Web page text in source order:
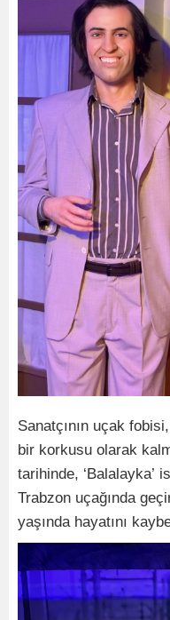
Sanatçının uçak
bir korkusu olarak
tarihinde, ‘Balalayka’
Trabzon uçağında
yaşında hayatını